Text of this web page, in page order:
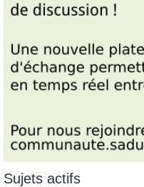
Sujets actifs